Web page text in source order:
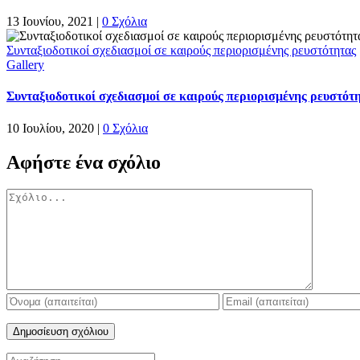
13 Ιουνίου, 2021 | 0 Σχόλια
Συνταξιοδοτικοί σχεδιασμοί σε καιρούς περιορισμένης ρευστότητας
Gallery
Συνταξιοδοτικοί σχεδιασμοί σε καιρούς περιορισμένης
10 Ιουλίου, 2020 | 0 Σχόλια
Αφήστε ένα σχόλιο
Σχόλιο